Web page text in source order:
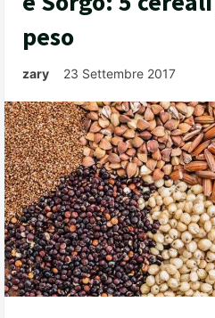
peso
zary 23 Settembre 2017